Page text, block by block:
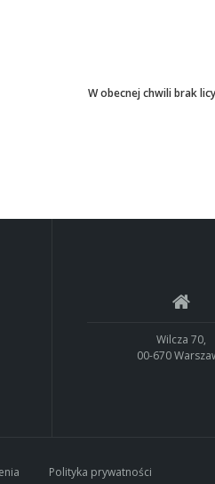
W obecnej chwili brak
Wilcza 70,
00-670
Polityka prywatności